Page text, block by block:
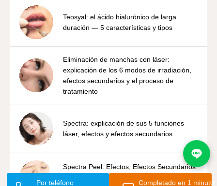
Teosyal: el ácido hialurónico de larga
duración — 5 características y tipos
Eliminación de manchas con láser:
explicación de los 6 modos de irradiación,
efectos secundarios y el proceso de
tratamiento
Spectra: explicación de sus 5 funciones
láser, efectos y efectos secundarios
Spectra Peel: Efectos, Efectos Secundarios
Por teléfono Completado en 1 minuto